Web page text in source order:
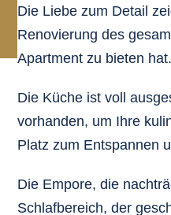
Die Liebe zum Detail
Renovierung des
Apartment zu bieten hat.
Die Küche ist voll
vorhanden, um Ihre
Platz zum Entspannen
Die Empore, die
Schlafbereich, der